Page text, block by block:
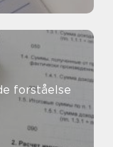
forståelse